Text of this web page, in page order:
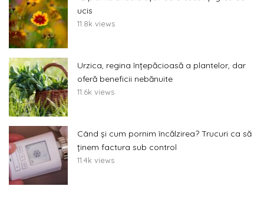
ucis
11.8k views
Urzica, regina înțepăcioasă a plantelor, dar
oferă beneficii nebănuite
11.6k views
Când și cum pornim încălzirea? Trucuri ca să
ținem factura sub control
11.4k views